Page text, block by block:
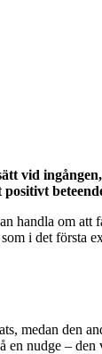
vid
handla om att
i det första
medan den
nudge –